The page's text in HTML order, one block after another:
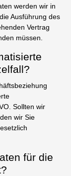
werden wir in
Ausführung des
Vertrag
müssen.
Sollten wir
wir Sie
für die